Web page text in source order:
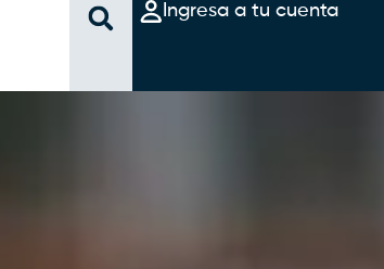
Ingresa a tu cuenta